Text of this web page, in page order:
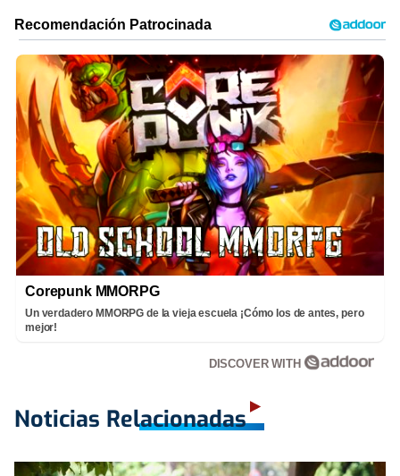
Corepunk MMORPG
Un verdadero MMORPG de la vieja escuela ¡Cómo los de antes, pero
mejor!
DISCOVER WITH
Noticias Relacionadas